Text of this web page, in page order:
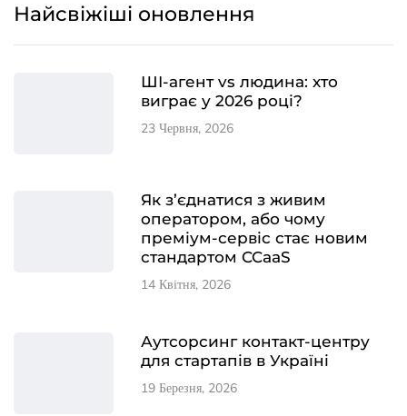
Найсвіжіші оновлення
ШІ-агент vs людина: хто
виграє у 2026 році?
23 Червня, 2026
Як з’єднатися з живим
оператором, або чому
преміум-сервіс стає новим
стандартом CCaaS
14 Квітня, 2026
Аутсорсинг контакт-центру
для стартапів в Україні
19 Березня, 2026